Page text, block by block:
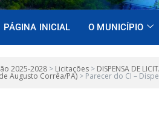
PÁGINA INICIAL O MUNICÍPIO
2025-2028 > Licitações > DISPENSA DE
Augusto Corrêa/PA) > Parecer do CI –